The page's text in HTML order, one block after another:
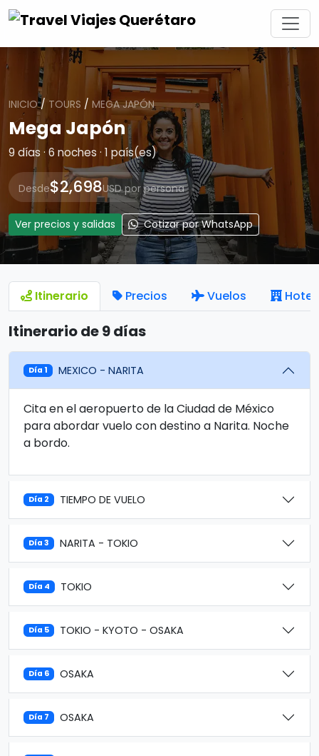
INICIO/ TOURS / MEGA JAPÓN
Mega Japón
9 días · 6 noches · 1 país(es)
Desde$2,698USD por persona
Ver precios y salidas Cotizar por WhatsApp
Itinerario Precios Vuelos
Itinerario de 9 días
Día 1 MEXICO - NARITA
Cita en el aeropuerto de la Ciudad de México
para abordar vuelo con destino a Narita. Noche
a bordo.
Día 2 TIEMPO DE VUELO
Día 3 NARITA - TOKIO
Día 4 TOKIO
Día 5 TOKIO - KYOTO - OSAKA
Día 6 OSAKA
Día 7 OSAKA